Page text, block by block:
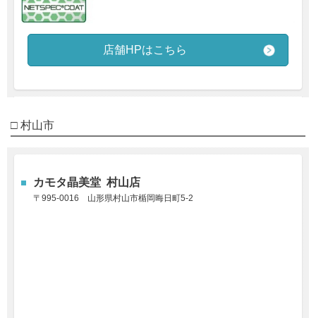
店舗HPはこちら
□ 村山市
カモタ晶美堂 村山店
〒995-0016 山形県村山市楯岡晦日町5-2